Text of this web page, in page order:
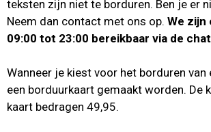
teksten zijn niet te borduren. Ben je er
Neem dan contact met ons op. We zijn
09:00 tot 23:00 bereikbaar via de
Wanneer je kiest voor het borduren
een borduurkaart gemaakt worden. De
kaart bedragen 49,95.